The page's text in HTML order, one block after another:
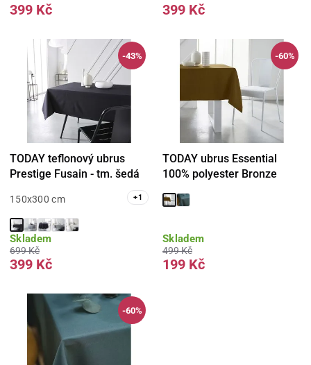
399 Kč 399 Kč
-43%
TODAY teflonový ubrus
Prestige Fusain - tm. šedá
150x300 cm +1
Skladem
699 Kč
399 Kč
-60%
TODAY ubrus Essential
100% polyester Bronze
Skladem
499 Kč
199 Kč
-60%